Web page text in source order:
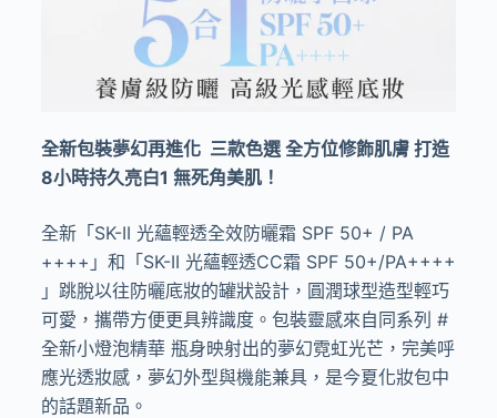
全新包裝夢幻再進化 三款色選 全方位修飾肌膚 打造
8小時持久亮白1 無死角美肌！
全新「SK-II 光蘊輕透全效防曬霜 SPF 50+ / PA
++++ 」和「SK-II 光蘊輕透CC霜 SPF 50+/PA++++
」跳脫以往防曬底妝的罐狀設計，圓潤球型造型輕巧
可愛，攜帶方便更具辨識度。包裝靈感來自同系列 #
全新小燈泡精華 瓶身映射出的夢幻霓虹光芒，完美呼
應光透妝感，夢幻外型與機能兼具，是今夏化妝包中
的話題新品。